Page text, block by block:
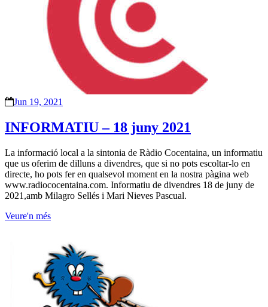
Jun 19, 2021
INFORMATIU – 18 juny 2021
La informació local a la sintonia de Ràdio Cocentaina, un informatiu
que us oferim de dilluns a divendres, que si no pots escoltar-lo en
directe, ho pots fer en qualsevol moment en la nostra pàgina web
www.radiococentaina.com. Informatiu de divendres 18 de juny de
2021,amb Milagro Sellés i Mari Nieves Pascual.
Veure'n més